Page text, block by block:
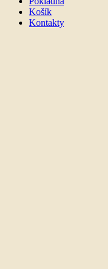
Košík
Kontakty